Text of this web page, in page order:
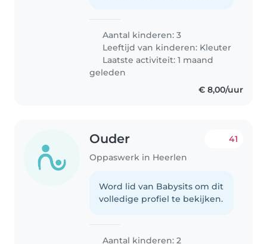
Aantal kinderen: 3
Leeftijd van kinderen: Kleuter
Laatste activiteit: 1 maand
geleden
€ 8,00/uur
Ouder
Oppaswerk in Heerlen
41
Word lid van Babysits om dit
volledige profiel te bekijken.
Aantal kinderen: 2